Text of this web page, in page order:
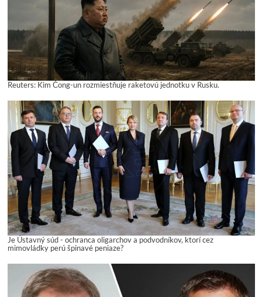
Reuters: Kim Čong-un rozmiestňuje raketovú jednotku v Rusku.
Je Ústavný súd - ochranca oligarchov a podvodníkov, ktorí cez
mimovládky perú špinavé peniaze?